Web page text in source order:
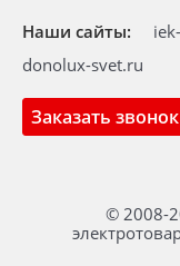
Заказать звонок
Наши сайты:
donolux-svet.ru
© 2008-